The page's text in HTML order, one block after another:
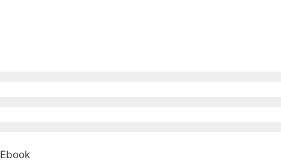
Ebook